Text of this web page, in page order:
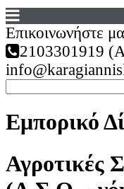
Επικοινωνήστε
2103301919
Εμπορικό
Αγροτικές